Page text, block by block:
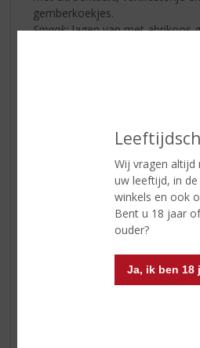
Wij vragen altijd
uw leeftijd, in de
winkels en ook
Bent u 18 jaar of
ouder?
Ja, ik ben 18
gemberkoekjes.
Smaak:lagen van met abrikoos
mokka en geroosterde noten.
TOMINTOUL Cognac Cask
licht en subtiel met
kastanje, citroenschil,
bitterkoekjes met hints van
butterscotch, rozijnen en tabak.